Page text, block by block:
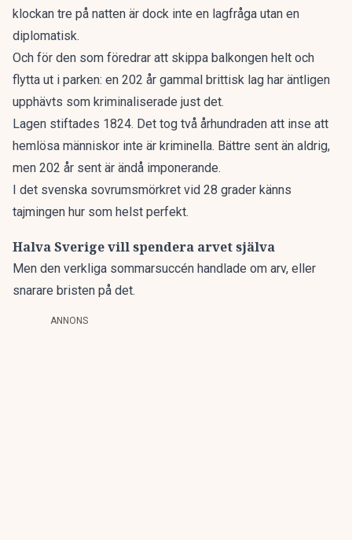
klockan tre på natten är dock inte en lagfråga utan en
diplomatisk.
Och för den som föredrar att skippa balkongen helt och
flytta ut i parken: en 202 år gammal brittisk lag har äntligen
upphävts som kriminaliserade just det.
Lagen stiftades 1824. Det tog två århundraden att inse att
hemlösa människor inte är kriminella. Bättre sent än aldrig,
men 202 år sent är ändå imponerande.
I det svenska sovrumsmörkret vid 28 grader känns
tajmingen hur som helst perfekt.
Halva Sverige vill spendera arvet själva
Men den verkliga sommarsuccén handlade om arv, eller
snarare bristen på det.
ANNONS